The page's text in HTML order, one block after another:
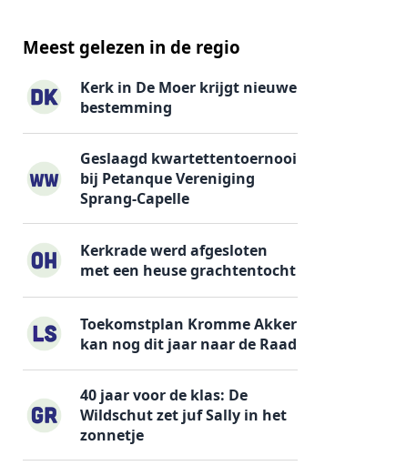
Meest gelezen in de regio
Kerk in De Moer krijgt nieuwe
bestemming
Geslaagd kwartettentoernooi
bij Petanque Vereniging
Sprang-Capelle
Kerkrade werd afgesloten
met een heuse grachtentocht
Toekomstplan Kromme Akker
kan nog dit jaar naar de Raad
40 jaar voor de klas: De
Wildschut zet juf Sally in het
zonnetje